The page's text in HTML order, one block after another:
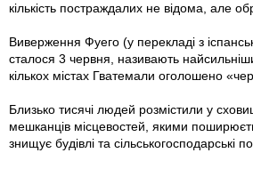
кількість постраждалих не відома, але
Виверження Фуего (у перекладі з
сталося 3 червня, називають
кількох містах Гватемали оголошено
Близько тисячі людей розмістили у
мешканців місцевостей, якими
знищує будівлі та сільськогосподарські